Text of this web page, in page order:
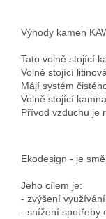
Výhody kamen
Tato volně stojící
Volně stojící
Májí systém
Volně stojící
Přívod vzduchu je
Ekodesign - je
Jeho cílem je:
- zvýšení
- snížení spotřeby